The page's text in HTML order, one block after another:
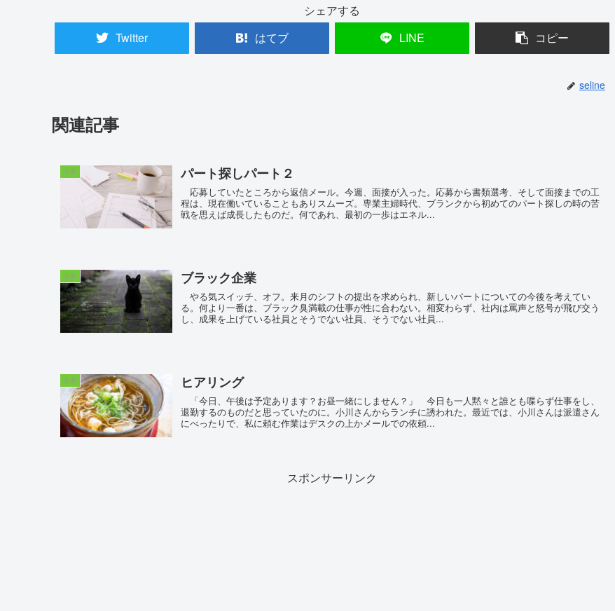
シェアする
Twitter
はてブ LINE コピー
seline
関連記事
仕事 パート探しパート２
応募していたところから返信メール。今週、面接が入った。応募から書類選考、そして面接までの工
程は、現在働いていることもありスムーズ。専業主婦時代、ブランクから初めてのパート探しの時の苦
戦を思えば成長したものだ。何であれ、最初の一歩はエネル...
仕事 ブラック企業
やる気スイッチ、オフ。来月のシフトの提出を求められ、新しいパートについての今後を考えてい
る。何より一番は、ブラック臭満載の仕事が性に合わない。相変わらず、社内は罵声と怒号が飛び交う
し、成果を上げている社員とそうでない社員、そうでない社員...
仕事 ヒアリング
「今日、午後は予定あります？お昼一緒にしません？」 今日も一人黙々と誰とも喋らず仕事をし、
退勤するのものだと思っていたのに。小川さんからランチに誘われた。最近では、小川さんは派遣さん
にべったりで、私に頼む作業はデスクの上かメールでの依頼...
スポンサーリンク